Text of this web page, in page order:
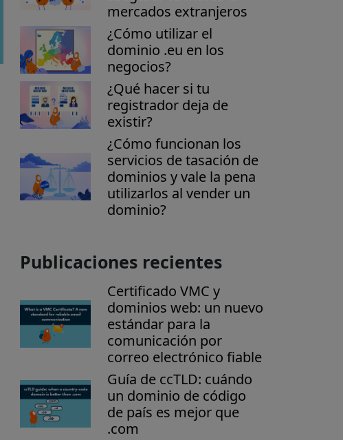
mercados extranjeros
¿Cómo utilizar el
dominio .eu en los
negocios?
¿Qué hacer si tu
registrador deja de
existir?
¿Cómo funcionan los
servicios de tasación de
dominios y vale la pena
utilizarlos al vender un
dominio?
Publicaciones recientes
Certificado VMC y
dominios web: un nuevo
estándar para la
comunicación por
correo electrónico fiable
Guía de ccTLD: cuándo
un dominio de código
de país es mejor que
.com